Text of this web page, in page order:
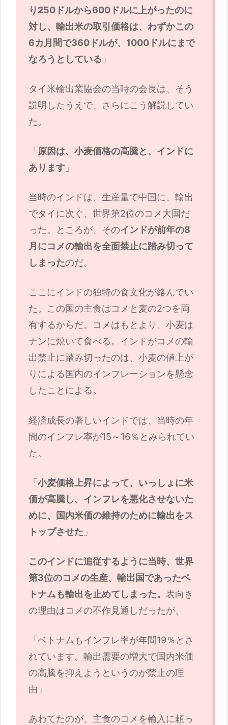
り250ドルから600ドルに上がったのに
対し、輸出米の取引価格は、わずかこの
6カ月間で360ドルが、1000ドルにまで
なろうとしている 」
タイ米輸出業協会の当時の会長は、そう
説明したうえで、さらにこう解説してい
た。
「 原因は、小麦価格の高騰と、インドに
あります」
当時のインドは、生産量で中国に、輸出
でタイに次ぐ、世界第2位のコメ大国だ
った。ところが、そのインドが前年の8
月にコメの輸出を全面禁止に踏み切って
しまったのだ。
ここにインドの独特の食文化が絡んでい
た。この国の主食はコメと麦の2つを両
有するからだ。コメはもとより、小麦は
ナンに焼いて食べる。インドがコメの輸
出禁止に踏み切ったのは、小麦の値上が
りによる国内のインフレーションを懸念
したことによる。
経済成長の著しいインドでは、当時の年
間のインフレ率が15～16％とみられてい
た。
「 小麦価格上昇によって、いっしょに米
価が高騰し、インフレを悪化させないた
めに、国内米価の維持のために輸出をス
トップさせた 」
このインドに追従するように当時、世界
第3位のコメの生産、輸出国であったベ
トナムも輸出を止めてしまった。 表向き
の理由はコメの不作見通しだったが、
「ベトナムもインフレ率が年間19％とさ
れています。輸出需要の増大で国内米価
の高騰を抑えようというのが禁止の理
由」
あわてたのが、主食のコメを輸入に頼っ